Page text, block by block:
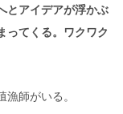
とアイデアが浮かぶ
ってくる。ワクワク
師がいる。